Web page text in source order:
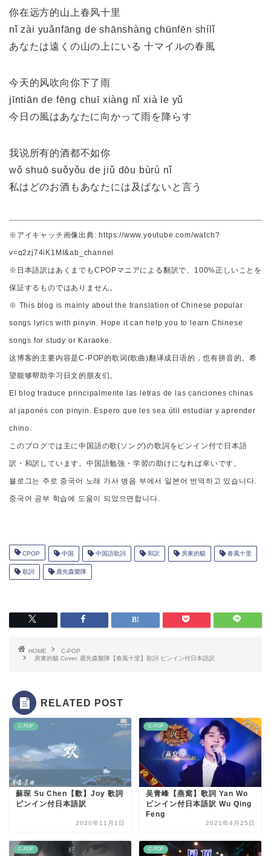
你在远方的山上春风十里
nǐ zài yuǎnfāng de shānshàng chūnfēn shílǐ
あなたは遠くの山の上にいる 十マイルの春風
今天的风吹向你下了雨
jīntiān de fēng chuī xiàng nǐ xià le yǔ
今日の風はあなたに向かって雨を降らす
我说所有的酒都不如你
wǒ shuō suǒyǒu de jiǔ dōu bùrú nǐ
私はどのお酒もあなたには及ばないと言う
※アイキャッチ画像出典: https://www.youtube.com/watch?
v=q2zj74iK1MI&ab_channel
※日本語訳はあくまでもCPOPマニアによる翻訳で、100%正しいことを
保証するものではありません。
※ This blog is mainly about the translation of Chinese popular
songs lyrics with pinyin. Hope it can help you to learn Chinese
songs for study or Karaoke.
这博客的主要内容是C-POP的歌词(歌曲)翻译成日语的，也有拼音的。希
望能够帮助学习日文的朋友们。
El blog traduce principalmente las letras de las canciones chinas
al japonés con pinyin. Espero que les sea útil estudiar y aprender
chino.
このブログでは主に中国語の歌(ソング)の歌詞をピンイン付で日本語
訳・和訳しています。中国語勉強・学習の助けになれば幸いです。
블로그는 주로 중국어 노래 가사 병음 부에서 일본어 번역하고 있습니다.
중국어 공부 학습에 도움이 되었으면합니다.
CPOP 中国 中国語歌詞 和訳 房東的貓 春風十里
歌詞 鹿先森樂隊
HOME
C-POP
房東的貓 Cover. 鹿先森樂隊【春風十里】歌詞 ピンイン付日本語訳
RELATED POST
C-POP
蘇琛 Su Chen【歡】Joy 歌詞
ピンイン付日本語訳
2020年11月1日
C-POP
吴青峰【燕窩】歌詞 Yan Wo
ピンイン付日本語訳 Wu Qing
Feng
2021年4月25日
C-POP C-POP